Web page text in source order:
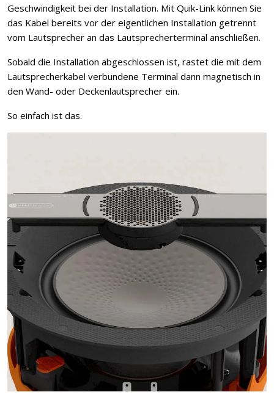
Geschwindigkeit bei der Installation. Mit Quik-Link können Sie
das Kabel bereits vor der eigentlichen Installation getrennt
vom Lautsprecher an das Lautsprecherterminal anschließen.
Sobald die Installation abgeschlossen ist, rastet die mit dem
Lautsprecherkabel verbundene Terminal dann magnetisch in
den Wand- oder Deckenlautsprecher ein.
So einfach ist das.